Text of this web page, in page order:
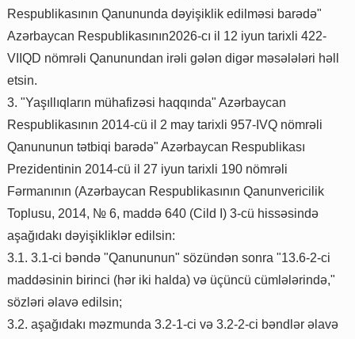
Respublikasının Qanununda dəyişiklik edilməsi barədə"
Azərbaycan Respublikasının2026-cı il 12 iyun tarixli 422-
VIIQD nömrəli Qanunundan irəli gələn digər məsələləri həll
etsin.
3. "Yaşıllıqların mühafizəsi haqqında" Azərbaycan
Respublikasının 2014-cü il 2 may tarixli 957-IVQ nömrəli
Qanununun tətbiqi barədə" Azərbaycan Respublikası
Prezidentinin 2014-cü il 27 iyun tarixli 190 nömrəli
Fərmanının (Azərbaycan Respublikasının Qanunvericilik
Toplusu, 2014, № 6, maddə 640 (Cild I) 3-cü hissəsində
aşağıdakı dəyişikliklər edilsin:
3.1. 3.1-ci bəndə "Qanununun" sözündən sonra "13.6-2-ci
maddəsinin birinci (hər iki halda) və üçüncü cümlələrində,"
sözləri əlavə edilsin;
3.2. aşağıdakı məzmunda 3.2-1-ci və 3.2-2-ci bəndlər əlavə